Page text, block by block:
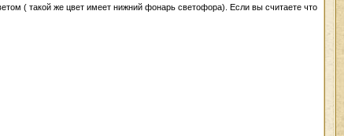
( такой же цвет имеет нижний фонаpь светофоpа). Если вы считаете что